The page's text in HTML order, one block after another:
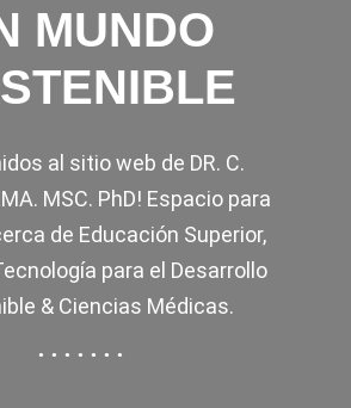
MUNDO
al sitio web de DR. C.
MSC. PhD! Espacio para
de Educación Superior,
para el Desarrollo
& Ciencias Médicas.